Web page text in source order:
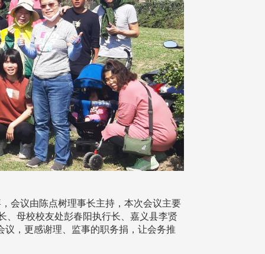
议由陈点树理事长主持，本次会议主要
、母校校友处彭春阳执行长、嘉义县李贤
，更感谢理、监事的职务捐，让会务推